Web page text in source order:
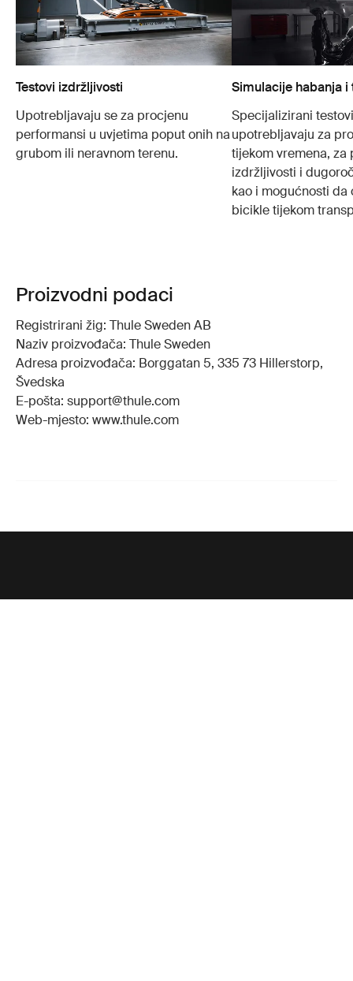
Testovi izdržljivosti
Upotrebljavaju se za procjenu
performansi u uvjetima poput onih na
grubom ili neravnom terenu.
Simulacije habanja i
Specijalizirani
upotrebljavaju za
tijekom vremena, za
izdržljivosti i
kao i mogućnosti da
bicikle tijekom
Proizvodni podaci
Registrirani žig: Thule Sweden AB
Naziv proizvođača: Thule Sweden
Adresa proizvođača: Borggatan 5, 335 73 Hillerstorp,
Švedska
E-pošta: support@thule.com
Web-mjesto: www.thule.com